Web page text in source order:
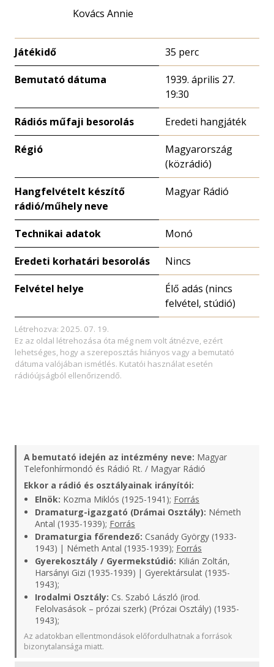
Kovács Annie
Játékidő 35 perc
Bemutató dátuma
1939. április 27.
19:30
Rádiós műfaji besorolás Eredeti hangjáték
Régió
Magyarország
(közrádió)
Hangfelvételt készítő
rádió/műhely neve
Magyar Rádió
Technikai adatok Monó
Eredeti korhatári besorolás Nincs
Felvétel helye
Élő adás (nincs
felvétel, stúdió)
Létrehozva: 2025. 07. 19.
Ez az oldal létrehozása óta még nem volt átnézve, ezért
lehetséges, hogy a szereposztás hiányos vagy a bemutató
dátuma valójában ismétlés. Kutatói használat esetén
rádióújságból ellenőrizendő.
A bemutató idején az intézmény neve: Magyar
Telefonhírmondó és Rádió Rt. / Magyar Rádió
Ekkor a rádió és osztályainak irányítói:
Elnök: Kozma Miklós (1925-1941); Forrás
Dramaturg-igazgató (Drámai Osztály): Németh
Antal (1935-1939); Forrás
Dramaturgia főrendező: Csanády György (1933-
1943) | Németh Antal (1935-1939); Forrás
Gyerekosztály / Gyermekstúdió: Kilián Zoltán,
Harsányi Gizi (1935-1939) | Gyerektársulat (1935-
1943);
Irodalmi Osztály: Cs. Szabó László (irod.
Felolvasások – prózai szerk) (Prózai Osztály) (1935-
1943);
Az adatokban ellentmondások előfordulhatnak a források
bizonytalansága miatt.